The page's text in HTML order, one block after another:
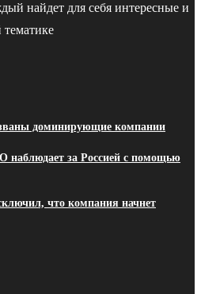
найдет для себя интересные и
тематике
доминирующие компании
наблюдает за Россией с помощью
что компания начнет